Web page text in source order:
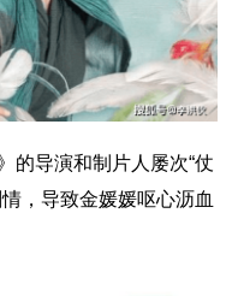
导演和制片人屡次“仗
，导致金媛媛呕心沥血